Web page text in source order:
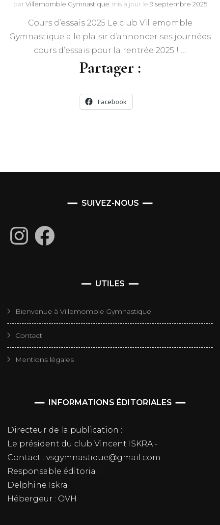
par Villemomble Gymnastique mis à jour le 9 septembre 2025
Cours d’essais 2025 Le club Villemomble
Gymnastique a le plaisir d’annoncer ses journées
cours d’essais pour la rentrée 2025 ! …
Partager :
Facebook
SUIVEZ-NOUS
InstagramFacebook
UTILES
Bienvenue à Villemomble Gymnastique
Contact
Mentions légales
INFORMATIONS ÉDITORIALES
Directeur de la publication :
Le président du club Vincent ISKRA -
Contact : vsgymnastique@gmail.com
Responsable éditorial :
Delphine Iskra
Hébergeur : OVH